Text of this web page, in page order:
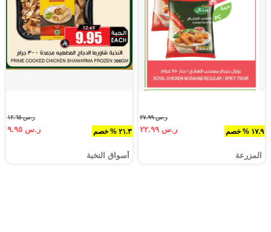
١٧.٩ % خصم
ر.س ٢٧.٩٩
ر.س ٢٢.٩٩
المزرعة
٢١.٣ % خصم
ر.س ١٢.٦٥
ر.س ٩.٩٥
أسواق النخبة